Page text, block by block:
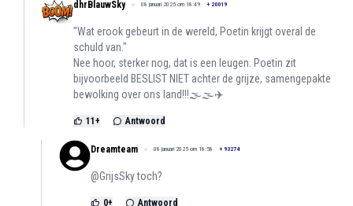
dhrBlauwSky 08 januari 2025 om 18:49 + 20019
"Wat erook gebeurt in de wereld, Poetin krijgt overal de
schuld van."
Nee hoor, sterker nog, dat is een leugen. Poetin zit
bijvoorbeeld BESLIST NIET achter de grijze, samengepakte
bewolking over ons land!!!🌫🌫✈️
11+ Antwoord
Dreamteam 08 januari 2025 om 18:58 + 93274
@GrijsSky toch?
0+ Antwoord